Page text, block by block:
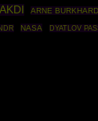
ARNE
NASA DYATLOV